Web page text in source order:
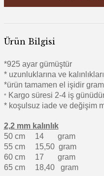
Ürün Bilgisi
*925 ayar gümüştür
* uzunluklarına ve
*ürün tamamen el işidir
*Kargo süresi 2-4 iş
* koşulsuz iade ve değişim
2,2 mm kalınlık
50 cm 14 gram
55 cm 15,50 gram
60 cm 17 gram
65 cm 18,40 gram